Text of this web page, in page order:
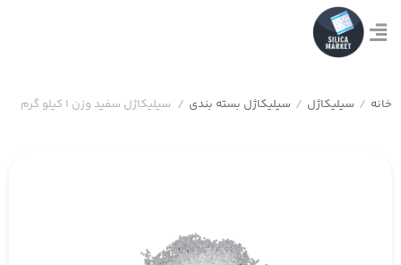
خانه / سیلیکاژل / سیلیکاژل بسته بندی / سیلیکاژل سفید وزن 1 کیلو گرم